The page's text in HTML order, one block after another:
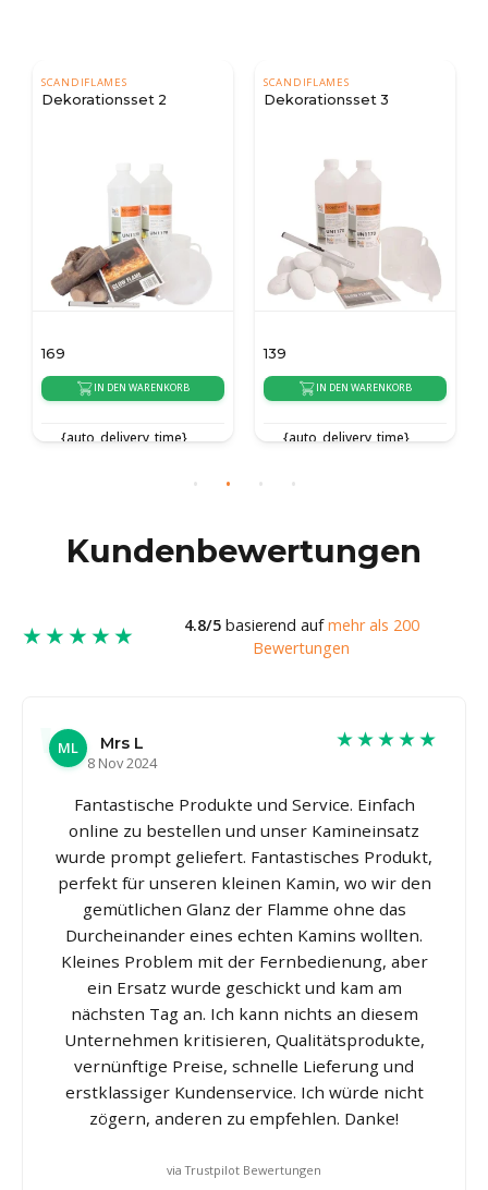
SCANDIFLAMES
Dekorationsset 2
169
IN DEN WARENKORB
{auto_delivery_time}
SCANDIFLAMES
Dekorationsset 3
139
IN DEN WARENKORB
{auto_delivery_time}
Kundenbewertungen
★★★★★ 4.8/5basierend aufmehr als 200
Bewertungen
ML
Mrs L
8 Nov 2024
★★★★★
Fantastische Produkte und Service. Einfach
online zu bestellen und unser Kamineinsatz
wurde prompt geliefert. Fantastisches Produkt,
perfekt für unseren kleinen Kamin, wo wir den
gemütlichen Glanz der Flamme ohne das
Durcheinander eines echten Kamins wollten.
Kleines Problem mit der Fernbedienung, aber
ein Ersatz wurde geschickt und kam am
nächsten Tag an. Ich kann nichts an diesem
Unternehmen kritisieren, Qualitätsprodukte,
vernünftige Preise, schnelle Lieferung und
erstklassiger Kundenservice. Ich würde nicht
zögern, anderen zu empfehlen. Danke!
via Trustpilot Bewertungen